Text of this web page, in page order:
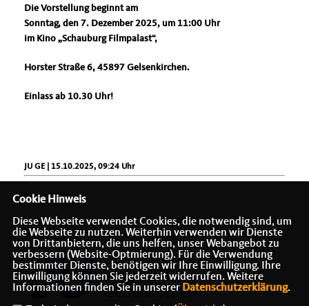
Die Vorstellung beginnt am
Sonntag, den 7. Dezember 2025, um 11:00 Uhr
im Kino „Schauburg Filmpalast“,
Horster Straße 6, 45897 Gelsenkirchen.
Einlass ab 10.30 Uhr!
JU GE | 15.10.2025, 09:24 Uhr
Cookie Hinweis
Diese Webseite verwendet Cookies, die notwendig sind, um
die Webseite zu nutzen. Weiterhin verwenden wir Dienste
von Drittanbietern, die uns helfen, unser Webangebot zu
verbessern (Website-Optmierung). Für die Verwendung
bestimmter Dienste, benötigen wir Ihre Einwilligung. Ihre
Einwilligung können Sie jederzeit widerrufen. Weitere
Informationen finden Sie in unserer Datenschutzerklärung.